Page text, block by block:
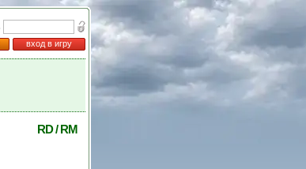
вход в игру
RD / RM